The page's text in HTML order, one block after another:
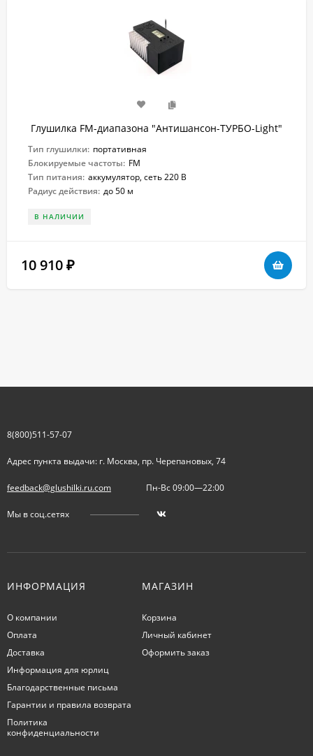
Глушилка FM-диапазона "Антишансон-ТУРБО-Light"
Тип глушилки: портативная
Блокируемые частоты: FM
Тип питания: аккумулятор, сеть 220 В
Радиус действия: до 50 м
В НАЛИЧИИ
10 910 ₽
8(800)511-57-07
Адрес пункта выдачи: г. Москва, пр. Черепановых, 74
feedback@glushilki.ru.com Пн-Вс 09:00—22:00
Мы в соц.сетях
ИНФОРМАЦИЯ
О компании
Оплата
Доставка
Информация для юрлиц
Благодарственные письма
Гарантии и правила возврата
Политика
конфиденциальности
МАГАЗИН
Корзина
Личный кабинет
Оформить заказ